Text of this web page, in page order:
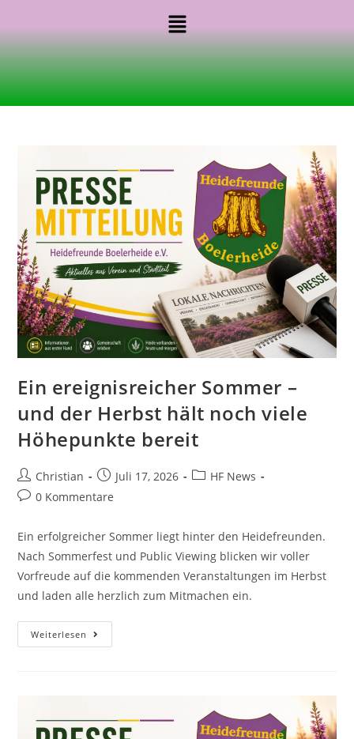
Ein ereignisreicher Sommer –
und der Herbst hält noch viele
Höhepunkte bereit
Christian Juli 17, 2026
HF News
0 Kommentare
Ein erfolgreicher Sommer liegt hinter den Heidefreunden.
Nach Sommerfest und Public Viewing blicken wir voller
Vorfreude auf die kommenden Veranstaltungen im Herbst
und laden alle herzlich zum Mitmachen ein.
Weiterlesen